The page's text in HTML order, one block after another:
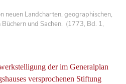
neuen Landcharten, geographischen,
und Sachen. (1773, Bd. 1,
der im Generalplan
versprochenen Stiftung